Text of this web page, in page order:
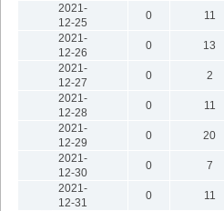
2021-
12-25
0 11
2021-
12-26
0 13
2021-
12-27
0 2
2021-
12-28
0 11
2021-
12-29
0 20
2021-
12-30
0 7
2021-
12-31
0 11